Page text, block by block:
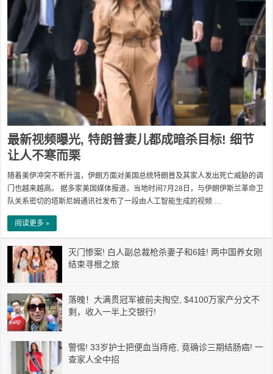
最新视频曝光, 特朗普妻儿都成暗杀目标! 细节
让人不寒而栗
随着美伊冲突不断升温，伊朗方面对美国总统特朗普及其家人发出死亡威胁的调
门也越来越高。 据多家美国媒体报道，当地时间7月28日，与伊朗伊斯兰革命卫
队关系密切的塔斯尼姆通讯社发布了一段由人工智能生成的视频 …
阅读更多 »
灭门惨案! 白人副总裁枪杀妻子和6娃! 两中国养女刚
结束寻根之旅
落魄！大满贯冠军被前夫掏空, $4100万家产分文不
剩，收入一半上交银行!
警惕! 33岁护士把便血当痔疮, 竟确诊三期结肠癌! 一
查家人全中招